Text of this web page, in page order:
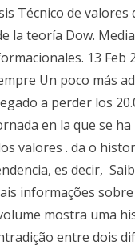
Técnico de
la teoría Dow.
13
Un poco más
a perder los
en la que se
valores . da o
es decir,
informações
mostra uma
entre dois